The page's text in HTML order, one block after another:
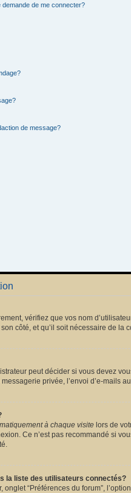
demande de me connecter?
de message?
vérifiez que vos nom
côté, et qu’il soit nécessaire de la
peut décider si vous devez
privée, l’envoi d’e-mails
à chaque visite lors de
Ce n’est pas recommandé si
la liste des utilisateurs connectés?
“Préférences du forum”, l’option